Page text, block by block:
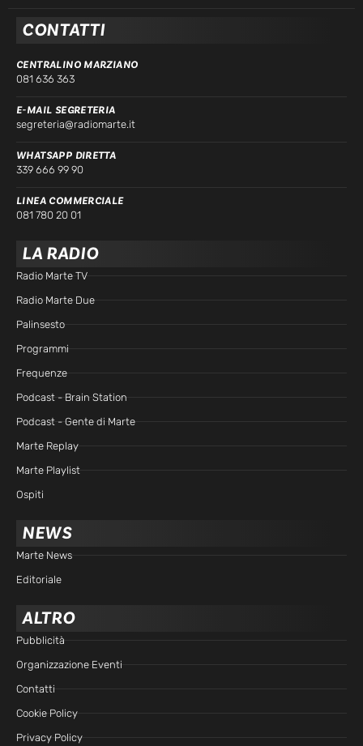
CONTATTI
CENTRALINO MARZIANO
081 636 363
E-MAIL SEGRETERIA
segreteria@radiomarte.it
WHATSAPP DIRETTA
339 666 99 90
LINEA COMMERCIALE
081 780 20 01
LA RADIO
Radio Marte TV
Radio Marte Due
Palinsesto
Programmi
Frequenze
Podcast - Brain Station
Podcast - Gente di Marte
Marte Replay
Marte Playlist
Ospiti
NEWS
Marte News
Editoriale
ALTRO
Pubblicità
Organizzazione Eventi
Contatti
Cookie Policy
Privacy Policy